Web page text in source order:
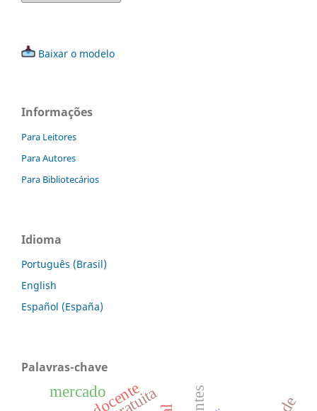
Baixar o modelo
Informações
Para Leitores
Para Autores
Para Bibliotecários
Idioma
Português (Brasil)
English
Español (España)
Palavras-chave
docente
mercado